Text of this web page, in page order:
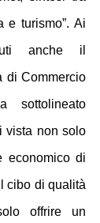
e turismo”. Ai
anche il
di Commercio
sottolineato
vista non solo
economico di
cibo di qualità
offrire un